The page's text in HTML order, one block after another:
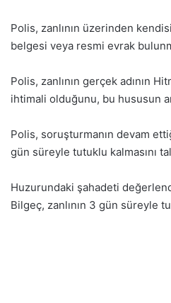
Polis, zanlının üzerinden
belgesi veya resmi evrak
Polis, zanlının gerçek adının
ihtimali olduğunu, bu hususun
Polis, soruşturmanın devam
gün süreyle tutuklu kalmasını
Huzurundaki şahadeti
Bilgeç, zanlının 3 gün süreyle